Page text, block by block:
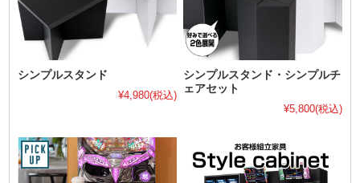
シンプルスタンド
¥4,980(税込)
シンプルスタンド・シンプルチ
ェアセット
¥5,800(税込)